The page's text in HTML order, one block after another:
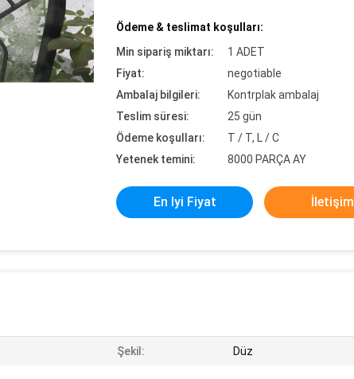
Ödeme & teslimat koşulları:
Min sipariş miktarı:
1 ADET
Fiyat:
negotiable
Ambalaj bilgileri:
Kontrplak ambalaj
Teslim süresi:
25 gün
Ödeme koşulları:
T / T, L / C
Yetenek temini:
8000 PARÇA AY
En Iyi Fiyat İletişim
Şekil: Düz